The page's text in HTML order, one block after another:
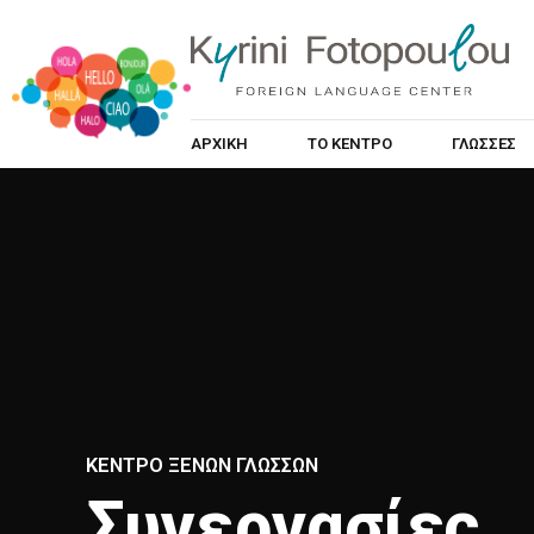
ΑΡΧΙΚΉ ΤΟ ΚΈΝΤΡΟ ΓΛΏΣΣΕΣ
ΚΕΝΤΡΟ ΞΕΝΩΝ ΓΛΩΣΣΩΝ